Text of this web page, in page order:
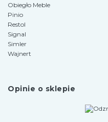
Obiegło Meble
Pinio
Restol
Signal
Simler
Wajnert
Opinie o sklepie